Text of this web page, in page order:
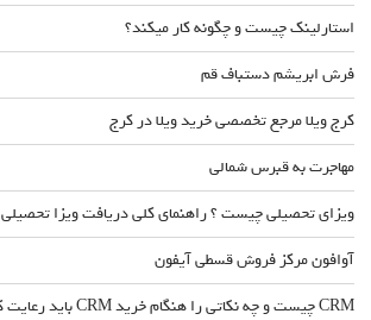
استارلینک چیست و چگونه کار میکند؟
فرش ابریشم دستباف قم
کرج ویلا مرجع تخصصی خرید ویلا در کرج
مهاجرت به قبرس شمالی
ویزای تحصیلی چیست ؟ راهنمای کلی دریافت ویزا تحصیلی
آوافون مرکز فروش قسطی آیفون
CRM چیست و چه نکاتی را هنگام خرید CRM باید رعایت کرد؟